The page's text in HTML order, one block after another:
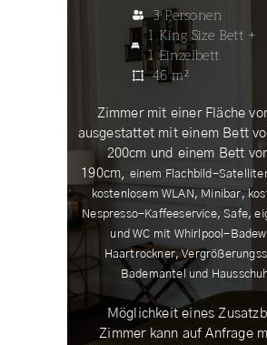
Zimmer mit einer Fläche
ausgestattet mit einem Bett
200cm und einem Bett
190cm,
einem Flachbild-
kostenlosem WLAN, Minibar,
Nespresso-Kaffeeservice, Safe,
und WC mit Whirlpool-
Haartrockner,
Bademantel und
Möglichkeit eines
Zimmer kann auf Anfrage
3 Personen
1 King Size Bett +
1 Einzelbett
46 m²